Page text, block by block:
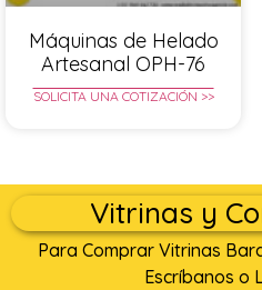
Máquinas de Helado
Artesanal OPH-76
SOLICITA UNA COTIZACIÓN >>
Vitrinas y
Para Comprar Vitrinas
Escríbanos o